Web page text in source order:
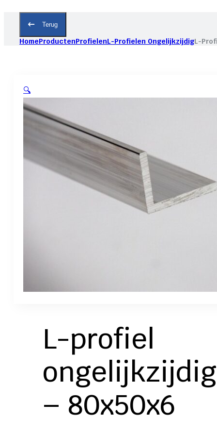
Terug
HomeProductenProfielenL-Profielen OngelijkzijdigL-
🔍
L-profiel
ongelijkzijdig
– 80x50x6